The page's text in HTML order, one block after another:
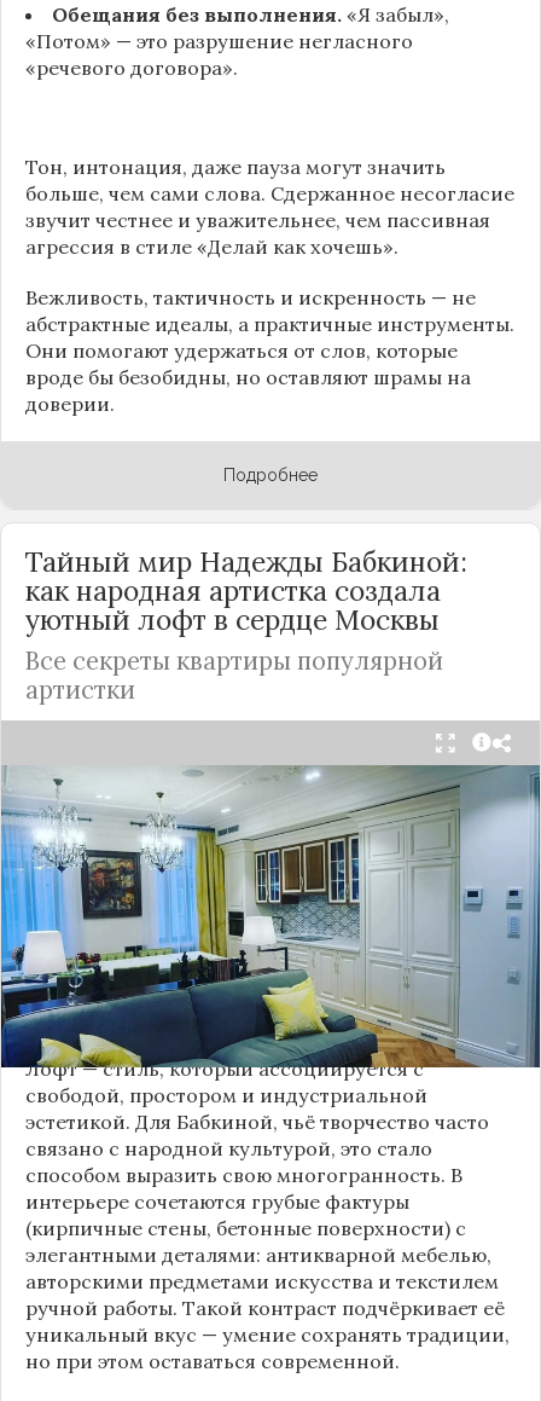
Обещания без выполнения. «Я забыл»,
«Потом» — это разрушение негласного
«речевого договора».
Тон, интонация, даже пауза могут значить
больше, чем сами слова. Сдержанное несогласие
звучит честнее и уважительнее, чем пассивная
агрессия в стиле «Делай как хочешь».
Вежливость, тактичность и искренность — не
абстрактные идеалы, а практичные инструменты.
Они помогают удержаться от слов, которые
вроде бы безобидны, но оставляют шрамы на
доверии.
Подробнее
Тайный мир Надежды Бабкиной:
как народная артистка создала
уютный лофт в сердце Москвы
Все секреты квартиры популярной
артистки
Народная артисткаРоссииНадежда Бабкина,
известная своей любовью к традиционному
стилю и народной эстетике, удивила
поклонников, выбрав для своей новой
московской квартиры современный стиль лофт.
Это решение стало настоящим откровением,
демонстрирующим её умение сочетать классику
и актуальные тенденции. Подробности о
проекте раскрывает канал “DOMEO | РЕМОНТ
КВАРТИР | НЕДВИЖИМОСТЬ” 2.
Лофт — стиль, который ассоциируется с
свободой, простором и индустриальной
эстетикой. Для Бабкиной, чьё творчество часто
связано с народной культурой, это стало
способом выразить свою многогранность. В
интерьере сочетаются грубые фактуры
(кирпичные стены, бетонные поверхности) с
элегантными деталями: антикварной мебелью,
авторскими предметами искусства и текстилем
ручной работы. Такой контраст подчёркивает её
уникальный вкус — умение сохранять традиции,
но при этом оставаться современной.